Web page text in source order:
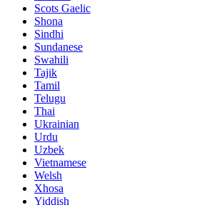
Scots Gaelic
Shona
Sindhi
Sundanese
Swahili
Tajik
Tamil
Telugu
Thai
Ukrainian
Urdu
Uzbek
Vietnamese
Welsh
Xhosa
Yiddish